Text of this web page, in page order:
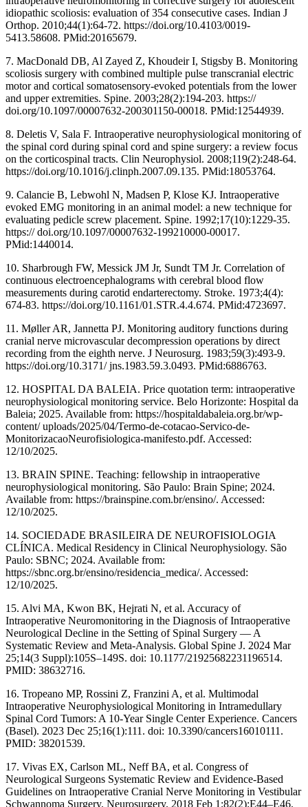
idiopathic scoliosis: evaluation of 354 consecutive cases. Indian J
Orthop. 2010;44(1):64-72. https://doi.org/10.4103/0019-
5413.58608. PMid:20165679.
7. MacDonald DB, Al Zayed Z, Khoudeir I, Stigsby B. Monitoring
scoliosis surgery with combined multiple pulse transcranial electric
motor and cortical somatosensory-evoked potentials from the lower
and upper extremities. Spine. 2003;28(2):194-203. https://
doi.org/10.1097/00007632-200301150-00018. PMid:12544939.
8. Deletis V, Sala F. Intraoperative neurophysiological monitoring of
the spinal cord during spinal cord and spine surgery: a review focus
on the corticospinal tracts. Clin Neurophysiol. 2008;119(2):248-64.
https://doi.org/10.1016/j.clinph.2007.09.135. PMid:18053764.
9. Calancie B, Lebwohl N, Madsen P, Klose KJ. Intraoperative
evoked EMG monitoring in an animal model: a new technique for
evaluating pedicle screw placement. Spine. 1992;17(10):1229-35.
https:// doi.org/10.1097/00007632-199210000-00017.
PMid:1440014.
10. Sharbrough FW, Messick JM Jr, Sundt TM Jr. Correlation of
continuous electroencephalograms with cerebral blood flow
measurements during carotid endarterectomy. Stroke. 1973;4(4):
674-83. https://doi.org/10.1161/01.STR.4.4.674. PMid:4723697.
11. Møller AR, Jannetta PJ. Monitoring auditory functions during
cranial nerve microvascular decompression operations by direct
recording from the eighth nerve. J Neurosurg. 1983;59(3):493-9.
https://doi.org/10.3171/ jns.1983.59.3.0493. PMid:6886763.
12. HOSPITAL DA BALEIA. Price quotation term: intraoperative
neurophysiological monitoring service. Belo Horizonte: Hospital da
Baleia; 2025. Available from: https://hospitaldabaleia.org.br/wp-
content/ uploads/2025/04/Termo-de-cotacao-Servico-de-
MonitorizacaoNeurofisiologica-manifesto.pdf. Accessed:
12/10/2025.
13. BRAIN SPINE. Teaching: fellowship in intraoperative
neurophysiological monitoring. São Paulo: Brain Spine; 2024.
Available from: https://brainspine.com.br/ensino/. Accessed:
12/10/2025.
14. SOCIEDADE BRASILEIRA DE NEUROFISIOLOGIA
CLÍNICA. Medical Residency in Clinical Neurophysiology. São
Paulo: SBNC; 2024. Available from:
https://sbnc.org.br/ensino/residencia_medica/. Accessed:
12/10/2025.
15. Alvi MA, Kwon BK, Hejrati N, et al. Accuracy of
Intraoperative Neuromonitoring in the Diagnosis of Intraoperative
Neurological Decline in the Setting of Spinal Surgery — A
Systematic Review and Meta-Analysis. Global Spine J. 2024 Mar
25;14(3 Suppl):105S–149S. doi: 10.1177/21925682231196514.
PMID: 38632716.
16. Tropeano MP, Rossini Z, Franzini A, et al. Multimodal
Intraoperative Neurophysiological Monitoring in Intramedullary
Spinal Cord Tumors: A 10-Year Single Center Experience. Cancers
(Basel). 2023 Dec 25;16(1):111. doi: 10.3390/cancers16010111.
PMID: 38201539.
17. Vivas EX, Carlson ML, Neff BA, et al. Congress of
Neurological Surgeons Systematic Review and Evidence-Based
Guidelines on Intraoperative Cranial Nerve Monitoring in Vestibular
Schwannoma Surgery. Neurosurgery. 2018 Feb 1;82(2):E44–E46.